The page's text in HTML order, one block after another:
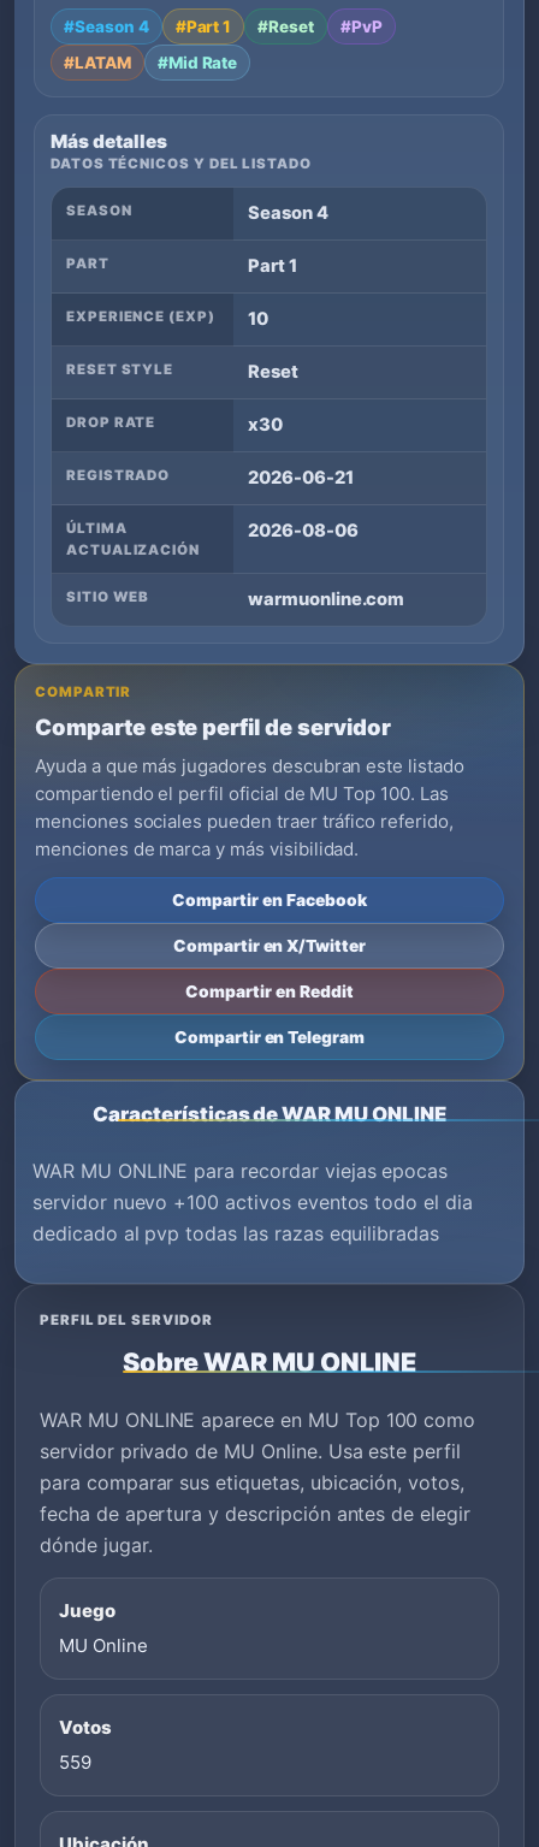
#Season 4 #Part 1 #Reset
#PvP
#LATAM
#Mid Rate
Más detalles
DATOS TÉCNICOS Y DEL LISTADO
SEASON Season 4
PART Part 1
EXPERIENCE (EXP) 10
RESET STYLE Reset
DROP RATE x30
REGISTRADO 2026-06-21
ÚLTIMA
ACTUALIZACIÓN
2026-08-06
SITIO WEB warmuonline.com
COMPARTIR
Comparte este perfil de servidor
Ayuda a que más jugadores descubran este listado
compartiendo el perfil oficial de MU Top 100. Las
menciones sociales pueden traer tráfico referido,
menciones de marca y más visibilidad.
Compartir en Facebook
Compartir en X/Twitter
Compartir en Reddit
Compartir en Telegram
Características de WAR MU ONLINE
WAR MU ONLINE para recordar viejas epocas
servidor nuevo +100 activos eventos todo el dia
dedicado al pvp todas las razas equilibradas
PERFIL DEL SERVIDOR
Sobre WAR MU ONLINE
WAR MU ONLINE aparece en MU Top 100 como
servidor privado de MU Online. Usa este perfil
para comparar sus etiquetas, ubicación, votos,
fecha de apertura y descripción antes de elegir
dónde jugar.
Juego
MU Online
Votos
559